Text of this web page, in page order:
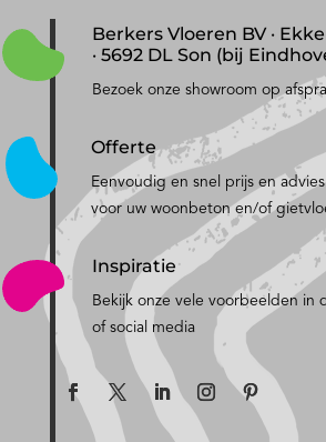
Berkers Vloeren BV ·
· 5692 DL Son (bij
Bezoek onze showroom op
Offerte
Eenvoudig en snel prijs en advies
voor uw woonbeton en/of
Inspiratie
Bekijk onze vele voorbeelden in
of social media